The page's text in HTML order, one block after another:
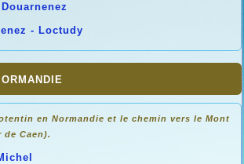
- Loctudy
en Normandie et le chemin vers le Mont
Caen).